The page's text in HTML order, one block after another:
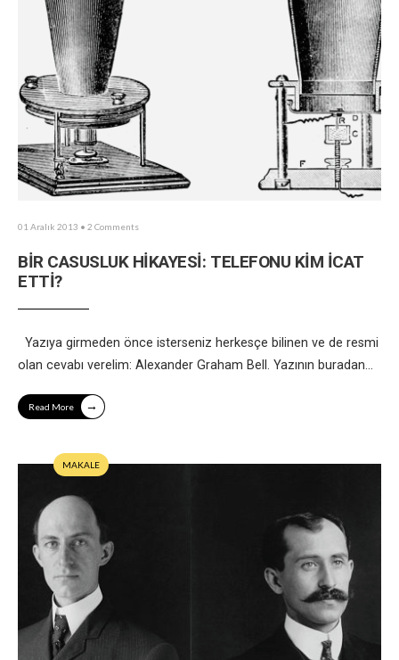
01 Aralık 2013 • 2 Comments
BİR CASUSLUK HİKAYESİ: TELEFONU KİM İCAT
ETTİ?
Yazıya girmeden önce isterseniz herkesçe bilinen ve de resmi
olan cevabı verelim: Alexander Graham Bell. Yazının buradan...
Read More →
MAKALE